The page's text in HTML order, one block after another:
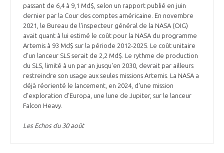
passant de 6,4 à 9,1 Md$, selon un rapport publié en juin
dernier par la Cour des comptes américaine. En novembre
2021, le Bureau de l'inspecteur général de la NASA (OIG)
avait quant à lui estimé le coût pour la NASA du programme
Artemis à 93 Md$ sur la période 2012-2025. Le coût unitaire
d'un lanceur SLS serait de 2,2 Md$. Le rythme de production
du SLS, limité à un par an jusqu'en 2030, devrait par ailleurs
restreindre son usage aux seules missions Artemis. La NASA a
déjà réorienté le lancement, en 2024, d'une mission
d'exploration d'Europa, une lune de Jupiter, sur le lanceur
Falcon Heavy.
Les Echos du 30 août